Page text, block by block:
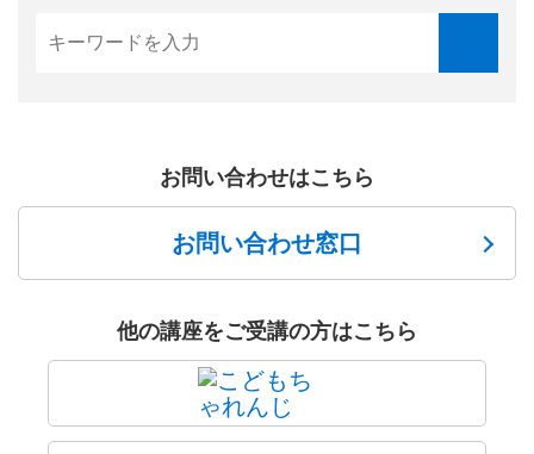
お問い合わせはこちら
お問い合わせ窓口
他の講座をご受講の方はこちら